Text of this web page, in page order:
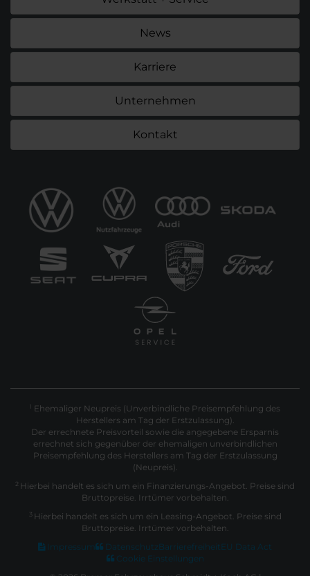
News
Karriere
Unternehmen
Kontakt
1 Ehemaliger Neupreis (Unverbindliche Preisempfehlung des
Herstellers am Tag der Erstzulassung).
Der errechnete Preisvorteil sowie die angegebene Ersparnis
errechnet sich gegenüber der ehemaligen unverbindlichen
Preisempfehlung des Herstellers am Tag der Erstzulassung
(Neupreis).
2 Hierbei handelt es sich um ein Finanzierungs-Angebot. Preise sind
Bruttopreise. Irrtümer vorbehalten.
3 Hierbei handelt es sich um ein Leasing-Angebot. Preise sind
Bruttopreise. Irrtümer vorbehalten.
Impressum
Datenschutz Barrierefreiheit EU Data Act
Cookie Einstellungen